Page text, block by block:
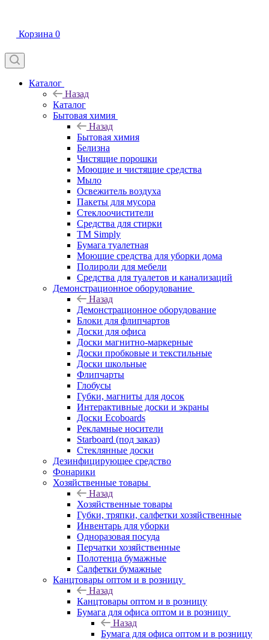
Корзина 0
Каталог
Назад
Каталог
Бытовая химия
Назад
Бытовая химия
Белизна
Чистящие порошки
Моющие и чистящие средства
Мыло
Освежитель воздуха
Пакеты для мусора
Стеклоочистители
Средства для стирки
TM Simply
Бумага туалетная
Моющие средства для уборки дома
Полироли для мебели
Средства для туалетов и канализаций
Демонстрационное оборудование
Назад
Демонстрационное оборудование
Блоки для флипчартов
Доски для офиса
Доски магнитно-маркерные
Доски пробковые и текстильные
Доски школьные
Флипчарты
Глобусы
Губки, магниты для досок
Интерактивные доски и экраны
Доски Ecoboards
Рекламные носители
Starboard (под заказ)
Стеклянные доски
Дезинфицирующее средство
Фонарики
Хозяйственные товары
Назад
Хозяйственные товары
Губки, тряпки, салфетки хозяйственные
Инвентарь для уборки
Одноразовая посуда
Перчатки хозяйственные
Полотенца бумажные
Салфетки бумажные
Канцтовары оптом и в розницу
Назад
Канцтовары оптом и в розницу
Бумага для офиса оптом и в розницу
Назад
Бумага для офиса оптом и в розницу